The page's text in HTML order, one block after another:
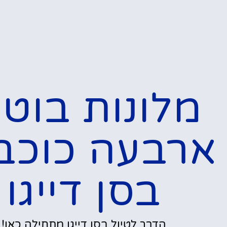
מלונות
ארבעה
בסן דייגו